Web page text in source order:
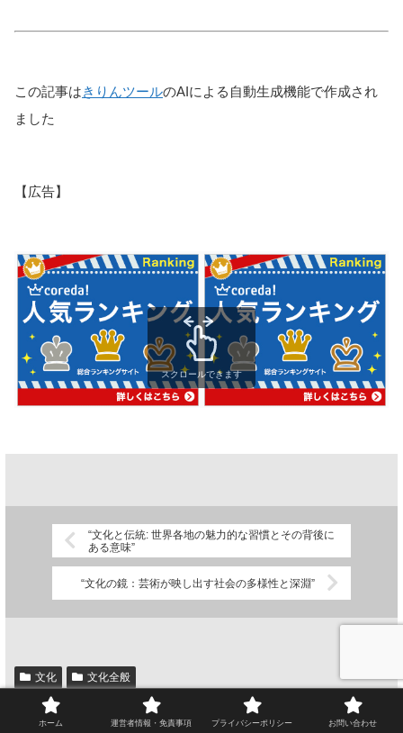
この記事はきりんツールのAIによる自動生成機能で作成され
ました
【広告】
スクロールできます
“文化と伝統: 世界各地の魅力的な習慣とその背後に
ある意味”
“文化の鏡：芸術が映し出す社会の多様性と深淵”
文化 文化全般
シェアする
ホーム 運営者情報・免責事項 プライバシーポリシー お問い合わせ